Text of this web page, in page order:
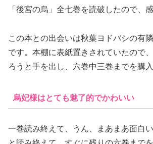
「後宮の烏」全七巻を読破したので、
この本との出会いは秋葉ヨドバシの有
です。本棚に表紙置きされていたので
ろうと手を出し、六巻中三巻までを購入
烏妃様はとても魅了的でかわいい
一巻読み終えて、うん、まあまあ面白